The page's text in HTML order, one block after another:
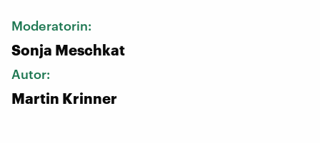
Moderatorin:
Sonja Meschkat
Autor:
Martin Krinner